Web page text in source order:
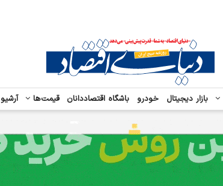
بازار دیجیتال خودرو باشگاه اقتصاددانان قیمت‌ها آرشیو